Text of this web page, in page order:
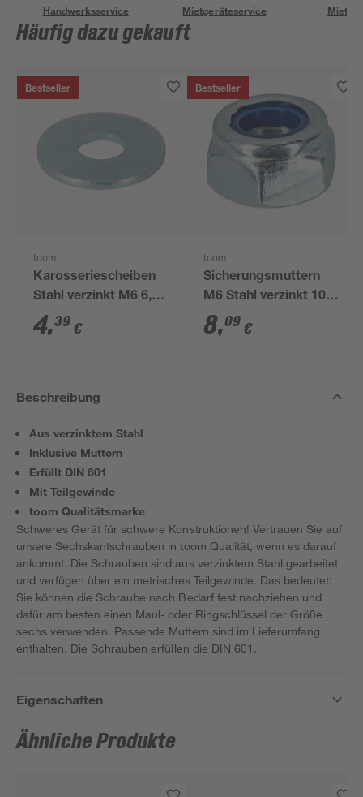
Handwerksservice Mietgeräteservice
Häufig dazu gekauft
Bestseller
toom
Karosseriescheiben
Stahl verzinkt M6 6,4
mm 50 Stück
4,39 €
Bestseller
toom
Sicherungsmuttern
M6 Stahl verzinkt 100
Stück
8,09 €
Beschreibung
Aus verzinktem Stahl
Inklusive Muttern
Erfüllt DIN 601
Mit Teilgewinde
toom Qualitätsmarke
Schweres Gerät für schwere Konstruktionen! Vertrauen Sie auf
unsere Sechskantschrauben in toom Qualität, wenn es darauf
ankommt. Die Schrauben sind aus verzinktem Stahl gearbeitet
und verfügen über ein metrisches Teilgewinde. Das bedeutet:
Sie können die Schraube nach Bedarf fest nachziehen und
dafür am besten einen Maul- oder Ringschlüssel der Größe
sechs verwenden. Passende Muttern sind im Lieferumfang
enthalten. Die Schrauben erfüllen die DIN 601.
Eigenschaften
Ähnliche Produkte